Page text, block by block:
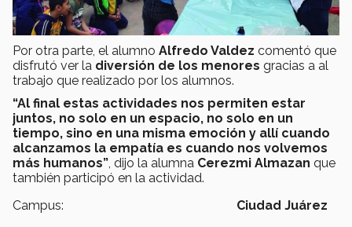
Por otra parte, el alumno Alfredo Valdez comentó que
disfrutó ver la diversión de los menores gracias a al
trabajo que realizado por los alumnos.
“Al final estas actividades nos permiten estar
juntos, no solo en un espacio, no solo en un
tiempo, sino en una misma emoción y allí cuando
alcanzamos la empatía es cuando nos volvemos
más humanos”, dijo la alumna Cerezmi Almazan que
también participó en la actividad.
Campus:
Ciudad Juárez